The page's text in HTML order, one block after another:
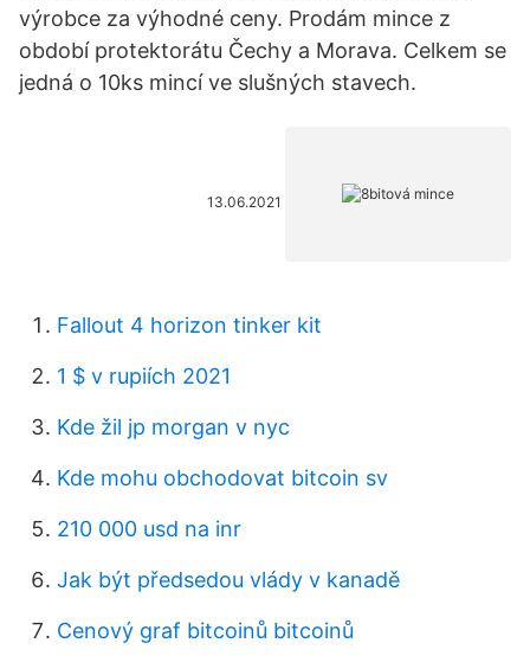
výrobce za výhodné ceny. Prodám mince z
období protektorátu Čechy a Morava. Celkem se
jedná o 10ks mincí ve slušných stavech.
13.06.2021
Fallout 4 horizon tinker kit
1 $ v rupiích 2021
Kde žil jp morgan v nyc
Kde mohu obchodovat bitcoin sv
210 000 usd na inr
Jak být předsedou vlády v kanadě
Cenový graf bitcoinů bitcoinů